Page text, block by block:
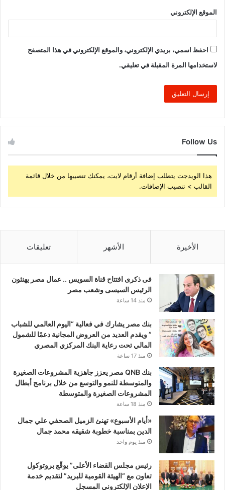
الموقع الإلكتروني
احفظ اسمي، بريدي الإلكتروني، والموقع الإلكتروني في هذا المتصفح
لاستخدامها المرة المقبلة في تعليقي.
Follow Us
هذا الويدجت يتطلب إضافة أرقام لايت، يمكنك تنصيبها من خلال قائمة
القالب > تنصيب الإضافات.
الأخيرة الأشهر تعليقات
فى ذكرى افتتاح قناة السويس .. عمال مصر يهنئون
الرئيس السيسى وشعب مصر
منذ 14 ساعة
بنك مصر يشارك في فعالية “اليوم العالمي للشباب
” ويقدم العديد من العروض المجانية دعمًا للشمول
المالي تحت رعاية البنك المركزي المصري
منذ 17 ساعة
بنك QNB مصر يعزز جاهزية المشروعات الصغيرة
والمتوسطة للنمو والتوسع من خلال برنامج أبطال
المشروعات الصغيرة والمتوسطة
منذ 18 ساعة
«أيام الأسبوع» تهنئ الزميل الصحفي علي جمال
الدين بمناسبة خطوبة شقيقه محمد جمال
منذ يوم واحد
رئيس مجلس القضاء الأعلى” يوقّع بروتوكول
تعاون مع “الهيئة القومية للبريد” لتقديم خدمة
الإعلان الإلكتروني المسجل